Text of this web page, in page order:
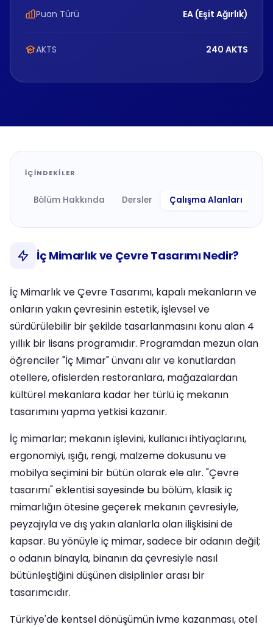
Puan Türü EA (Eşit Ağırlık)
AKTS 240 AKTS
İÇINDEKILER
Bölüm Hakkında Dersler Çalışma Alanları
İç Mimarlık ve Çevre Tasarımı Nedir?
İç Mimarlık ve Çevre Tasarımı, kapalı mekanların ve
onların yakın çevresinin estetik, işlevsel ve
sürdürülebilir bir şekilde tasarlanmasını konu alan 4
yıllık bir lisans programıdır. Programdan mezun olan
öğrenciler "İç Mimar" ünvanı alır ve konutlardan
otellere, ofislerden restoranlara, mağazalardan
kültürel mekanlara kadar her türlü iç mekanın
tasarımını yapma yetkisi kazanır.
İç mimarlar; mekanın işlevini, kullanıcı ihtiyaçlarını,
ergonomiyi, ışığı, rengi, malzeme dokusunu ve
mobilya seçimini bir bütün olarak ele alır. "Çevre
tasarımı" eklentisi sayesinde bu bölüm, klasik iç
mimarlığın ötesine geçerek mekanın çevresiyle,
peyzajıyla ve dış yakın alanlarla olan ilişkisini de
kapsar. Bu yönüyle iç mimar, sadece bir odanın değil;
o odanın binayla, binanın da çevresiyle nasıl
bütünleştiğini düşünen disiplinler arası bir
tasarımcıdır.
Türkiye'de kentsel dönüşümün ivme kazanması, otel